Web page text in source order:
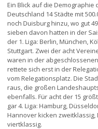
Ein Blick auf die Demographie
Deutschland 14 Städte mit
noch Duisburg hinzu, wo gut
sieben davon hatten in der
der 1. Liga: Berlin, München,
Stuttgart. Zwei der acht
waren in der
rettete sich erst in der
vom Relegationsplatz. Die
raus, die großen
ebenfalls. Für acht der 15
gar 4. Liga: Hamburg,
Hannover kicken
viertklassig.